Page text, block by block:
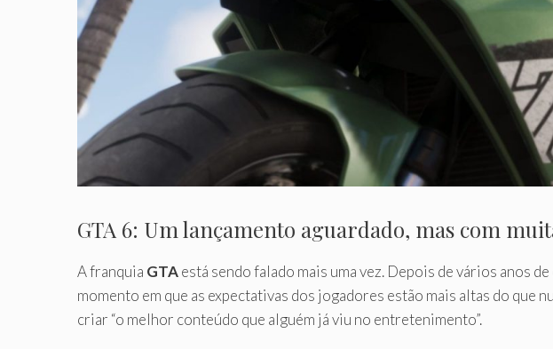
GTA 6: Um lançamento aguardado, mas com
A franquia GTAestá sendo falado mais uma vez. Depois de vários anos
momento em que as expectativas dos jogadores estão mais altas do que
criar “o melhor conteúdo que alguém já viu no entretenimento”.